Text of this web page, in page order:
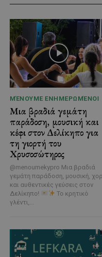
ΜΈΝΟΥΜΕ ΕΝΗΜΕΡΩΜΈΝΟΙ
Μια βραδιά γεμάτη
παράδοση, μουσική και
κέφι στον Δελίκηπο για
τη γιορτή του
Χρυσοσώτηρος
@menoumekypro Μια βραδιά
γεμάτη παράδοση, μουσική,
και αυθεντικές γεύσεις στον
Δελίκηπο!
Το κρητικό
γλέντι,...